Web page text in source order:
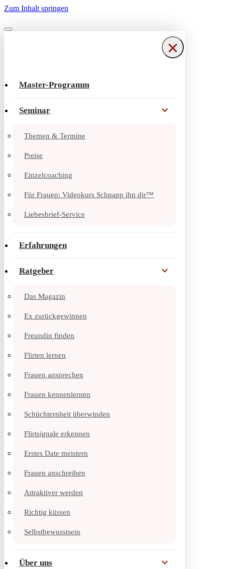
Zum Inhalt springen
Navigationsmenü
Navigationsmenü
Master-Programm
Seminar
Themen & Termine
Preise
Einzelcoaching
Für Frauen: Videokurs Schnapp ihn dir™
Liebesbrief-Service
Erfahrungen
Ratgeber
Das Magazin
Ex zurückgewinnen
Freundin finden
Flirten lernen
Frauen ansprechen
Frauen kennenlernen
Schüchternheit überwinden
Flirtsignale erkennen
Erstes Date meistern
Frauen anschreiben
Attraktiver werden
Richtig küssen
Selbstbewusstsein
Über uns